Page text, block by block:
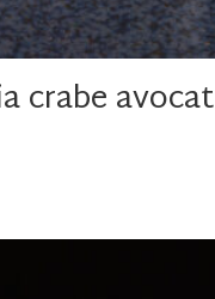
crabe avocat